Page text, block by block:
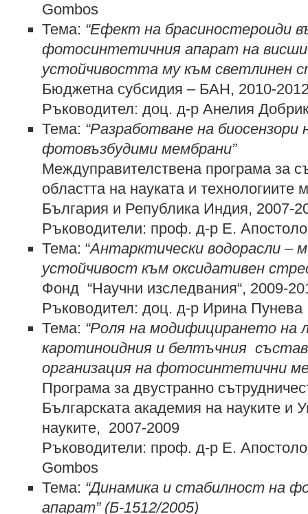
Gombos
Тема: “Ефект на брасиностероиди
фотосинтетичния апарат на
устойчивостта му към светлинен
Бюджетна субсидия – БАН, 2010-
Ръководител: доц. д-р Анелия
Тема: “Разработване на биосензори
фотовъзбудими мембрани”
Междуправителствена програма за
областта на науката и технологиите
България и Република Индия, 2007-
Ръководители: проф. д-р Е.
Тема: “Антарктически водорасли –
устойчивост към оксидативен
Фонд “Научни изследвания“, 2009-
Ръководител: доц. д-р Ирина Пунева
Тема: “Роля на модифицирането на
каротиноидния и белтъчния
организация на фотосинтетични
Програма за двустранно
Българската академия на науките и
науките, 2007-2009
Ръководители: проф. д-р Е.
Gombos
Тема: “Динамика и стабилност на
апарат”(Б-1512/2005)